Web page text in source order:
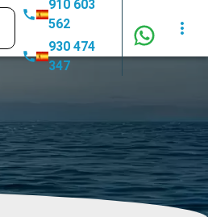
910 603
562
930 474
347